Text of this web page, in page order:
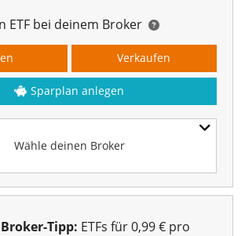
ETF bei deinem Broker
Wähle deinen Broker
Verkaufen
Sparplan anlegen
Broker-Tipp: ETFs für 0,99 € pro